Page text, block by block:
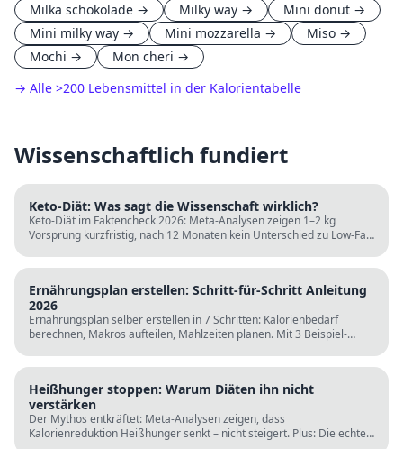
Milka schokolade → Milky way → Mini donut →
Mini milky way → Mini mozzarella → Miso →
Mochi → Mon cheri →
→ Alle >200 Lebensmittel in der Kalorientabelle
Wissenschaftlich fundiert
Keto-Diät: Was sagt die Wissenschaft wirklich?
Keto-Diät im Faktencheck 2026: Meta-Analysen zeigen 1–2 kg
Vorsprung kurzfristig, nach 12 Monaten kein Unterschied zu Low-Fat.
Ernährungsplan erstellen: Schritt-für-Schritt Anleitung
2026
Ernährungsplan selber erstellen in 7 Schritten: Kalorienbedarf
berechnen, Makros aufteilen, Mahlzeiten planen. Mit 3 Beispiel-
Heißhunger stoppen: Warum Diäten ihn nicht
verstärken
Der Mythos entkräftet: Meta-Analysen zeigen, dass
Kalorienreduktion Heißhunger senkt – nicht steigert. Plus: Die echten